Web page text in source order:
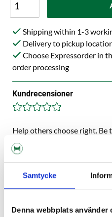
Samtycke
Denna webbplats använder
Shipping within 1-3
Delivery to pickup
Choose Expressorder in
order processing
Kundrecensioner
Help others choose right.
Write a review, click HERE!
Description